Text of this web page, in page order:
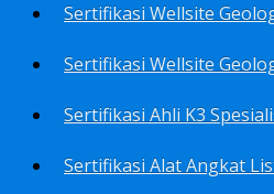
Sertifikasi Wellsite
Sertifikasi Wellsite